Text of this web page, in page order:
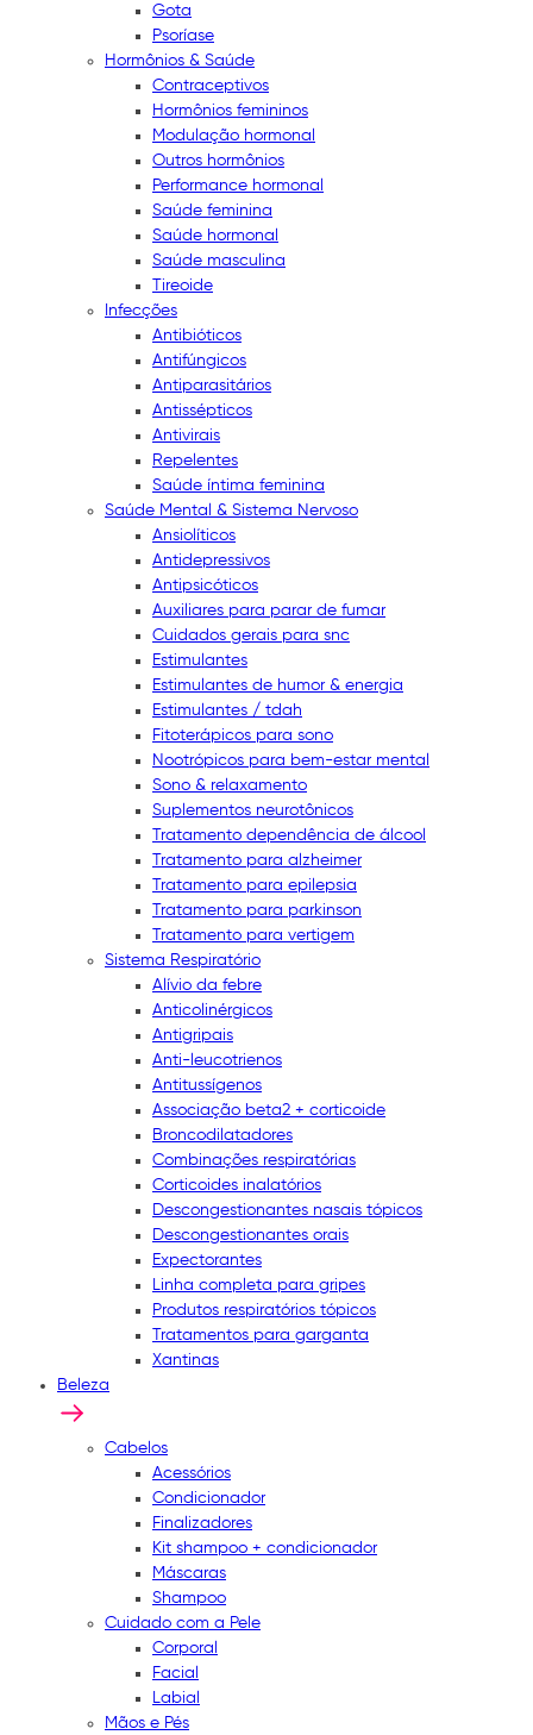
Gota
Psoríase
Hormônios & Saúde
Contraceptivos
Hormônios femininos
Modulação hormonal
Outros hormônios
Performance hormonal
Saúde feminina
Saúde hormonal
Saúde masculina
Tireoide
Infecções
Antibióticos
Antifúngicos
Antiparasitários
Antissépticos
Antivirais
Repelentes
Saúde íntima feminina
Saúde Mental & Sistema Nervoso
Ansiolíticos
Antidepressivos
Antipsicóticos
Auxiliares para parar de fumar
Cuidados gerais para snc
Estimulantes
Estimulantes de humor & energia
Estimulantes / tdah
Fitoterápicos para sono
Nootrópicos para bem-estar mental
Sono & relaxamento
Suplementos neurotônicos
Tratamento dependência de álcool
Tratamento para alzheimer
Tratamento para epilepsia
Tratamento para parkinson
Tratamento para vertigem
Sistema Respiratório
Alívio da febre
Anticolinérgicos
Antigripais
Anti-leucotrienos
Antitussígenos
Associação beta2 + corticoide
Broncodilatadores
Combinações respiratórias
Corticoides inalatórios
Descongestionantes nasais tópicos
Descongestionantes orais
Expectorantes
Linha completa para gripes
Produtos respiratórios tópicos
Tratamentos para garganta
Xantinas
Beleza
Cabelos
Acessórios
Condicionador
Finalizadores
Kit shampoo + condicionador
Máscaras
Shampoo
Cuidado com a Pele
Corporal
Facial
Labial
Mãos e Pés